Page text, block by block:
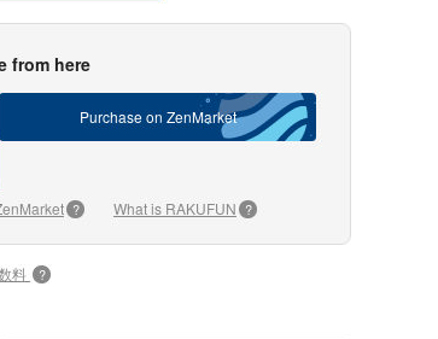
from here
Purchase on ZenMarket
? What is RAKUFUN ?
料 ?